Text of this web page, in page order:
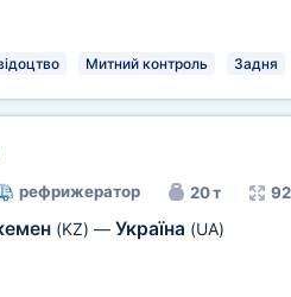
Митний контроль Задня
рефрижератор 20 т
(KZ) — Україна (UA)